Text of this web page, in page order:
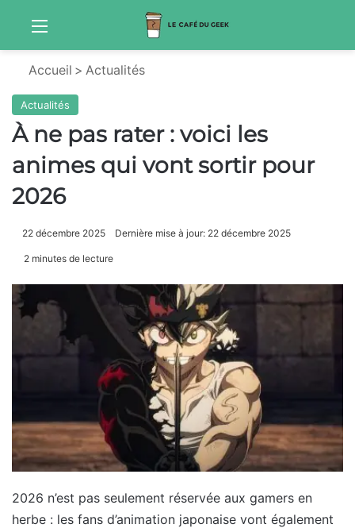
Menu
Accueil > Actualités
Actualités
À ne pas rater : voici les
animes qui vont sortir pour
2026
22 décembre 2025 Dernière mise à jour: 22 décembre 2025
2 minutes de lecture
2026 n’est pas seulement réservée aux gamers en
herbe : les fans d’animation japonaise vont également